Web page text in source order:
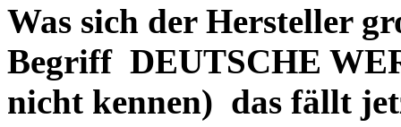
Was sich der Hersteller
Begriff DEUTSCHE
nicht kennen) das fällt